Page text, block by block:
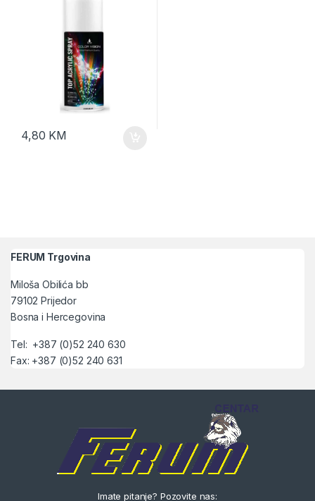
4,80 KM
FERUM Trgovina
Miloša Obilića bb
79102 Prijedor
Bosna i Hercegovina
Tel: +387 (0)52 240 630
Fax: +387 (0)52 240 631
Imate pitanje? Pozovite nas: